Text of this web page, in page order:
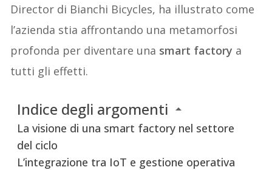
Director di Bianchi Bicycles, ha illustrato come
l’azienda stia affrontando una metamorfosi
profonda per diventare una smart factory a
tutti gli effetti.
Indice degli argomenti
La visione di una smart factory nel settore
del ciclo
L’integrazione tra IoT e gestione operativa